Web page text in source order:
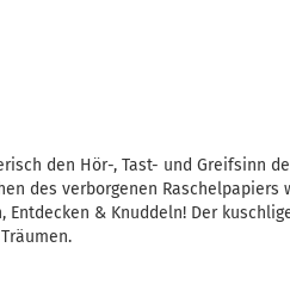
den Hör-, Tast- und Greifsinn
des verborgenen Raschelpapiers
& Knuddeln! Der